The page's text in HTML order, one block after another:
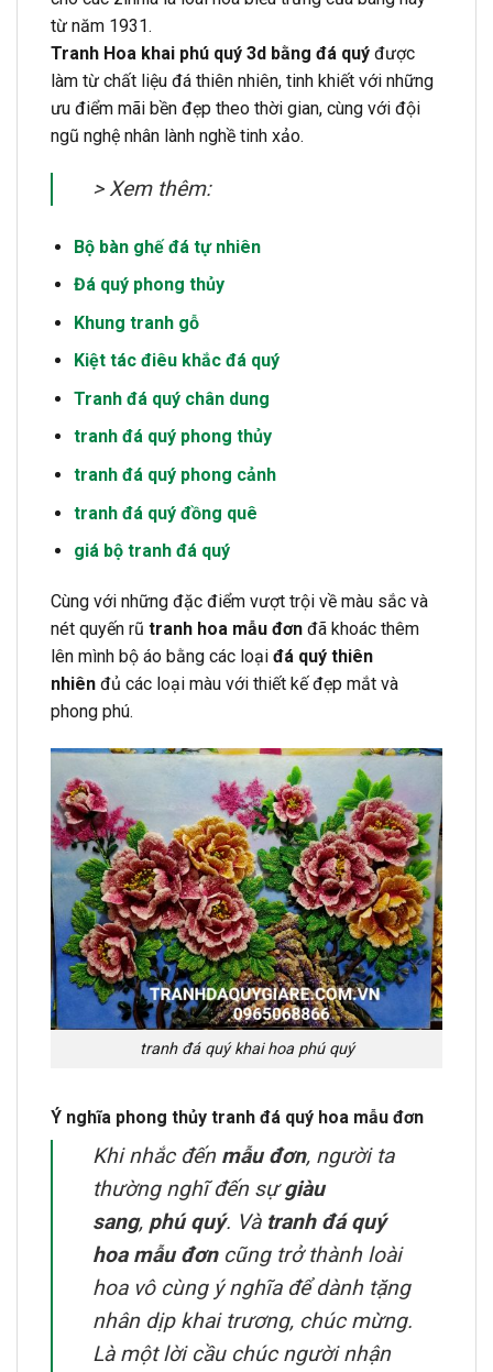
từ năm 1931.
Tranh Hoa khai phú quý 3d bằng đá quý được
làm từ chất liệu đá thiên nhiên, tinh khiết với những
ưu điểm mãi bền đẹp theo thời gian, cùng với đội
ngũ nghệ nhân lành nghề tinh xảo.
> Xem thêm:
Bộ bàn ghế đá tự nhiên
Đá quý phong thủy
Khung tranh gỗ
Kiệt tác điêu khắc đá quý
Tranh đá quý chân dung
tranh đá quý phong thủy
tranh đá quý phong cảnh
tranh đá quý đồng quê
giá bộ tranh đá quý
Cùng với những đặc điểm vượt trội về màu sắc và
nét quyến rũ tranh hoa mẫu đơn đã khoác thêm
lên mình bộ áo bằng các loại đá quý thiên
nhiên đủ các loại màu với thiết kế đẹp mắt và
phong phú.
tranh đá quý khai hoa phú quý
Ý nghĩa phong thủy tranh đá quý hoa mẫu đơn
Khi nhắc đến mẫu đơn, người ta
thường nghĩ đến sựgiàu
sang, phú quý. Và tranh đá quý
hoa mẫu đơncũng trở thành loài
hoa vô cùng ý nghĩa để dành tặng
nhân dịp khai trương, chúc mừng.
Là một lời cầu chúc người nhận